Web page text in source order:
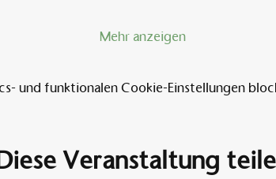
Mehr anzeigen
und funktionalen Cookie-Einstellungen
Veranstaltung